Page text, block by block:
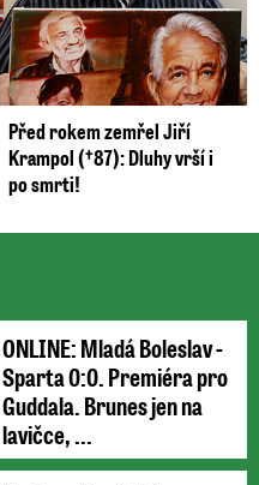
Před rokem zemřel Jiří
Krampol (†87): Dluhy vrší i
po smrti!
ONLINE: Mladá Boleslav -
Sparta 0:0. Premiéra pro
Guddala. Brunes jen na
lavičce, ...